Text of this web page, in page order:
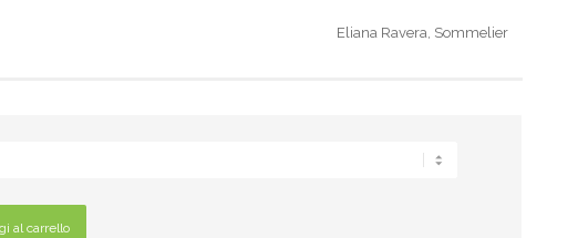
Eliana Ravera, Sommelier
al carrello